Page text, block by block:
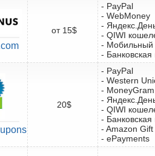
от 15$
- PayPal
- WebMoney
-
- QIWI
- Мобильный
-
20$
- PayPal
- Western
- MoneyGram
-
- QIWI
-
- Amazon
- ePayments